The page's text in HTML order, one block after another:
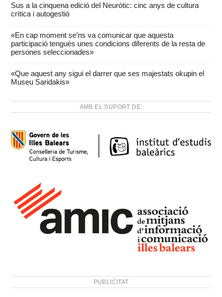
Sus a la cinquena edició del Neuròtic: cinc anys de cultura
crítica i autogestió
«En cap moment se’ns va comunicar que aquesta
participació tengués unes condicions diferents de la resta de
persones seleccionades»
«Que aquest any sigui el darrer que ses majestats okupin el
Museu Saridakis»
AMB EL SUPORT DE:
PUBLICITAT